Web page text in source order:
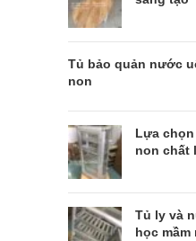
Tủ bảo quản nước
non
Lựa
non chất
Tủ ly và
học mầm